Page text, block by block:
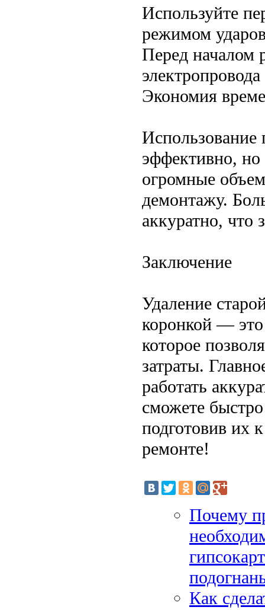
Используйте
режимом
Перед началом
Экономия
Использование
эффективно,
огромные
демонтажу.
аккуратно, что
Заключение
Удаление
коронкой —
которое
затраты.
работать
сможете
подготовив их
ремонте!
Почему
Как